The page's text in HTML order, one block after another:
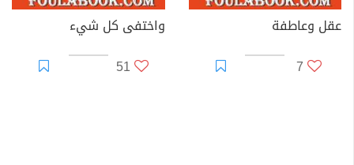
عقل وعاطفة
7
واختفى كل شيء
51